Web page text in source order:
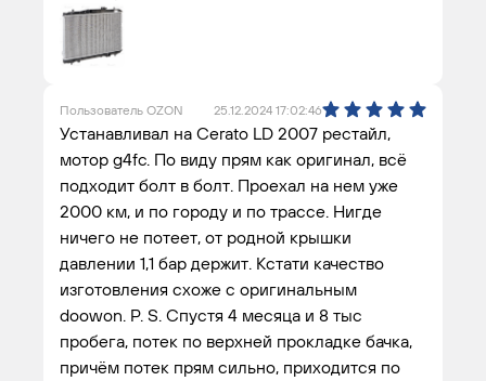
Пользователь OZON 25.12.2024 17:02:46
Устанавливал на Cerato LD 2007 рестайл,
мотор g4fc. По виду прям как оригинал, всё
подходит болт в болт. Проехал на нем уже
2000 км, и по городу и по трассе. Нигде
ничего не потеет, от родной крышки
давлении 1,1 бар держит. Кстати качество
изготовления схоже с оригинальным
doowon. P. S. Спустя 4 месяца и 8 тыс
пробега, потек по верхней прокладке бачка,
причём потек прям сильно, приходится по